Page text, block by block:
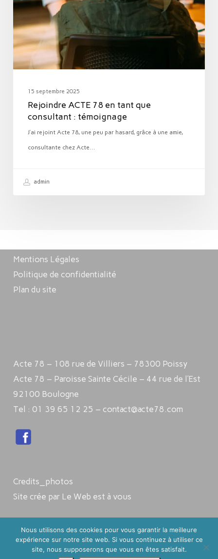
tant
que
consultant
témoignage
15 septembre 2025
Rejoindre ACTE 78 en tant que
consultant : témoignage
J’ai rejoint Acte 78, une peu par hasard, grâce à une amie,
consultante chez Acte…
admin
Mentions Légales
Politique de confidentialité
Plan du site
Acte 78 – 108 rue de Villiers – 78300 Poissy
Acte 78 – Paroisse Sainte Cécile – 44 rue de l’Est
92100 Boulogne
Tel : 01 39 65 12 25 – contact@acte78.com
Credits_photos
Site crée par Le Web est à vous
©2025 Acte78
Nous utilisons des cookies pour vous garantir la meilleure
expérience sur notre site web. Si vous continuez à utiliser ce
site, nous supposerons que vous en êtes satisfait.